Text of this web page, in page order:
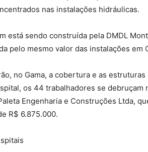
nas instalações hidráulicas.
está sendo construída pela DMDL
pelo mesmo valor das instalações em
no Gama, a cobertura e as
os 44 trabalhadores se debruçam
Engenharia e Construções Ltda,
R$ 6.875.000.